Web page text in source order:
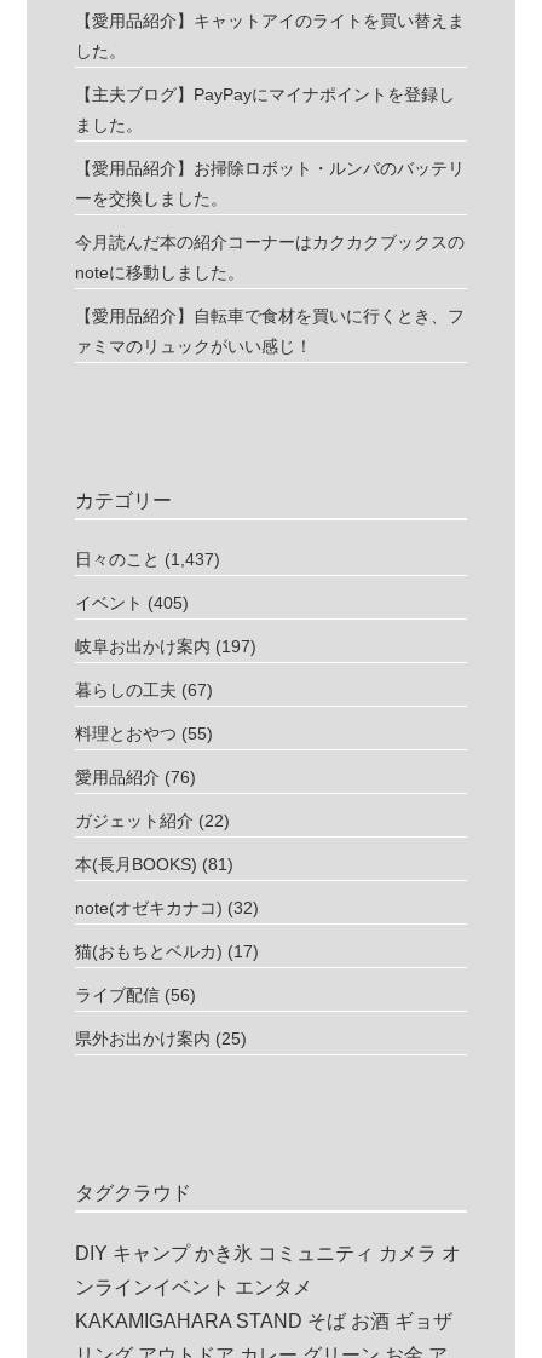
【愛用品紹介】キャットアイのライトを買い替えま
した。
【主夫ブログ】PayPayにマイナポイントを登録し
ました。
【愛用品紹介】お掃除ロボット・ルンバのバッテリ
ーを交換しました。
今月読んだ本の紹介コーナーはカクカクブックスの
noteに移動しました。
【愛用品紹介】自転車で食材を買いに行くとき、フ
ァミマのリュックがいい感じ！
カテゴリー
日々のこと (1,437)
イベント (405)
岐阜お出かけ案内 (197)
暮らしの工夫 (67)
料理とおやつ (55)
愛用品紹介 (76)
ガジェット紹介 (22)
本(長月BOOKS) (81)
note(オゼキカナコ) (32)
猫(おもちとベルカ) (17)
ライブ配信 (56)
県外お出かけ案内 (25)
タグクラウド
DIY キャンプ かき氷 コミュニティ カメラ オ
ンラインイベント エンタメ
KAKAMIGAHARA STAND そば お酒 ギョザ